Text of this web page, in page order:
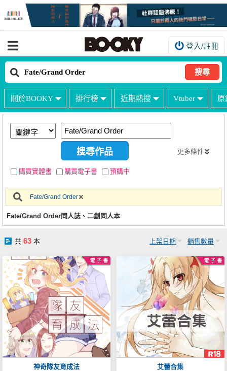
登入/註冊
搜尋
關於BOOKY 排行榜 近期熱搜 Vtuber 原
如何購買
海外購買說明
常見問題Q&A
台灣同人誌中心
登入BOOKY委託管理
更多條件
購買實體書 購買電子書 預購中
Fate/Grand Order
Fate/Grand Order同人誌、二創同人本
共 63本 上架日期 銷售數量
神奇隊友育成法
艾蕾合集